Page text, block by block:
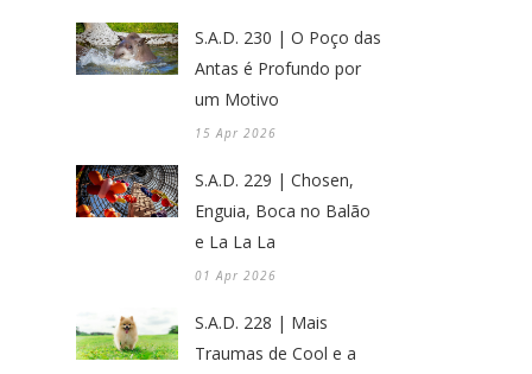
S.A.D. 230 | O Poço das
Antas é Profundo por
um Motivo
15 Apr 2026
S.A.D. 229 | Chosen,
Enguia, Boca no Balão
e La La La
01 Apr 2026
S.A.D. 228 | Mais
Traumas de Cool e a